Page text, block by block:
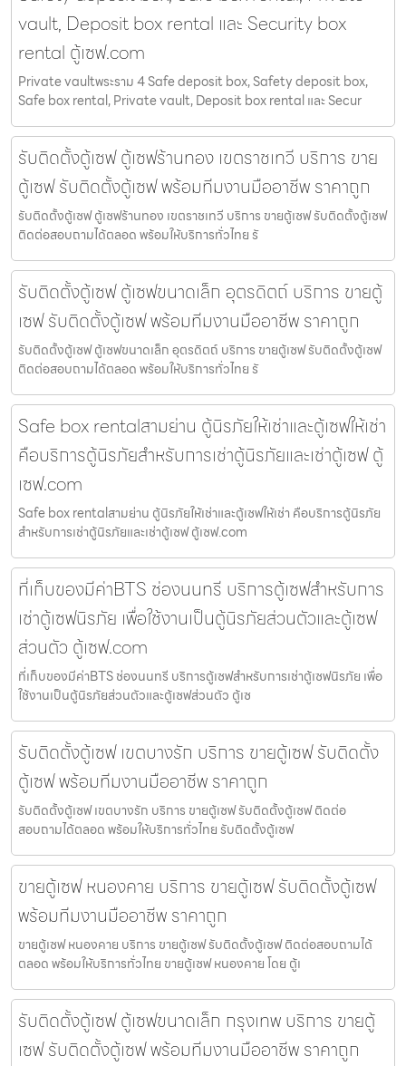
vault, Deposit box rental และ Security box
rental ตู้เซฟ.com
Private vaultพระราม 4 Safe deposit box, Safety deposit box,
Safe box rental, Private vault, Deposit box rental และ Secur
รับติดตั้งตู้เซฟ ตู้เซฟร้านทอง เขตราชเทวี บริการ ขาย
ตู้เซฟ รับติดตั้งตู้เซฟ พร้อมทีมงานมืออาชีพ ราคาถูก
รับติดตั้งตู้เซฟ ตู้เซฟร้านทอง เขตราชเทวี บริการ ขายตู้เซฟ รับติดตั้งตู้เซฟ
ติดต่อสอบถามได้ตลอด พร้อมให้บริการทั่วไทย รั
รับติดตั้งตู้เซฟ ตู้เซฟขนาดเล็ก อุตรดิตถ์ บริการ ขายตู้
เซฟ รับติดตั้งตู้เซฟ พร้อมทีมงานมืออาชีพ ราคาถูก
รับติดตั้งตู้เซฟ ตู้เซฟขนาดเล็ก อุตรดิตถ์ บริการ ขายตู้เซฟ รับติดตั้งตู้เซฟ
ติดต่อสอบถามได้ตลอด พร้อมให้บริการทั่วไทย รั
Safe box rentalสามย่าน ตู้นิรภัยให้เช่าและตู้เซฟให้เช่า
คือบริการตู้นิรภัยสำหรับการเช่าตู้นิรภัยและเช่าตู้เซฟ ตู้
เซฟ.com
Safe box rentalสามย่าน ตู้นิรภัยให้เช่าและตู้เซฟให้เช่า คือบริการตู้นิรภัย
สำหรับการเช่าตู้นิรภัยและเช่าตู้เซฟ ตู้เซฟ.com
ที่เก็บของมีค่าBTS ช่องนนทรี บริการตู้เซฟสำหรับการ
เช่าตู้เซฟนิรภัย เพื่อใช้งานเป็นตู้นิรภัยส่วนตัวและตู้เซฟ
ส่วนตัว ตู้เซฟ.com
ที่เก็บของมีค่าBTS ช่องนนทรี บริการตู้เซฟสำหรับการเช่าตู้เซฟนิรภัย เพื่อ
ใช้งานเป็นตู้นิรภัยส่วนตัวและตู้เซฟส่วนตัว ตู้เซ
รับติดตั้งตู้เซฟ เขตบางรัก บริการ ขายตู้เซฟ รับติดตั้ง
ตู้เซฟ พร้อมทีมงานมืออาชีพ ราคาถูก
รับติดตั้งตู้เซฟ เขตบางรัก บริการ ขายตู้เซฟ รับติดตั้งตู้เซฟ ติดต่อ
สอบถามได้ตลอด พร้อมให้บริการทั่วไทย รับติดตั้งตู้เซฟ
ขายตู้เซฟ หนองคาย บริการ ขายตู้เซฟ รับติดตั้งตู้เซฟ
พร้อมทีมงานมืออาชีพ ราคาถูก
ขายตู้เซฟ หนองคาย บริการ ขายตู้เซฟ รับติดตั้งตู้เซฟ ติดต่อสอบถามได้
ตลอด พร้อมให้บริการทั่วไทย ขายตู้เซฟ หนองคาย โดย ตู้เ
รับติดตั้งตู้เซฟ ตู้เซฟขนาดเล็ก กรุงเทพ บริการ ขายตู้
เซฟ รับติดตั้งตู้เซฟ พร้อมทีมงานมืออาชีพ ราคาถูก